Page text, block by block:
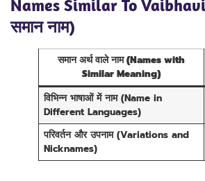
Names Similar To
समान नाम)
समान अर्थ वाले नाम (Names with
Similar Meaning)
विभिन्न भाषाओं में नाम (Name in
Different Languages)
परिवर्तन और उपनाम (Variations and
Nicknames)